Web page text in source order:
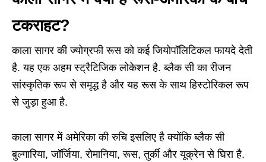
टकराहट?
काला सागर की ज्योग्रफी रूस को कई जियोपॉलिटिकल फायदे देती
है. यह एक अहम स्ट्रैटिजिक लोकेशन है. ब्लैक सी का रीजन
सांस्कृतिक रूप से समृद्ध है और यह रूस के साथ हिस्टोरिकल रूप
से जुड़ा हुआ है.
काला सागर में अमेरिका की रुचि इसलिए है क्योंकि ब्लैक सी
बुल्गारिया, जॉर्जिया, रोमानिया, रूस, तुर्की और यूक्रेन से घिरा है.